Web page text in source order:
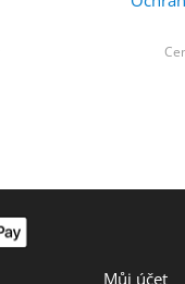
Můj účet